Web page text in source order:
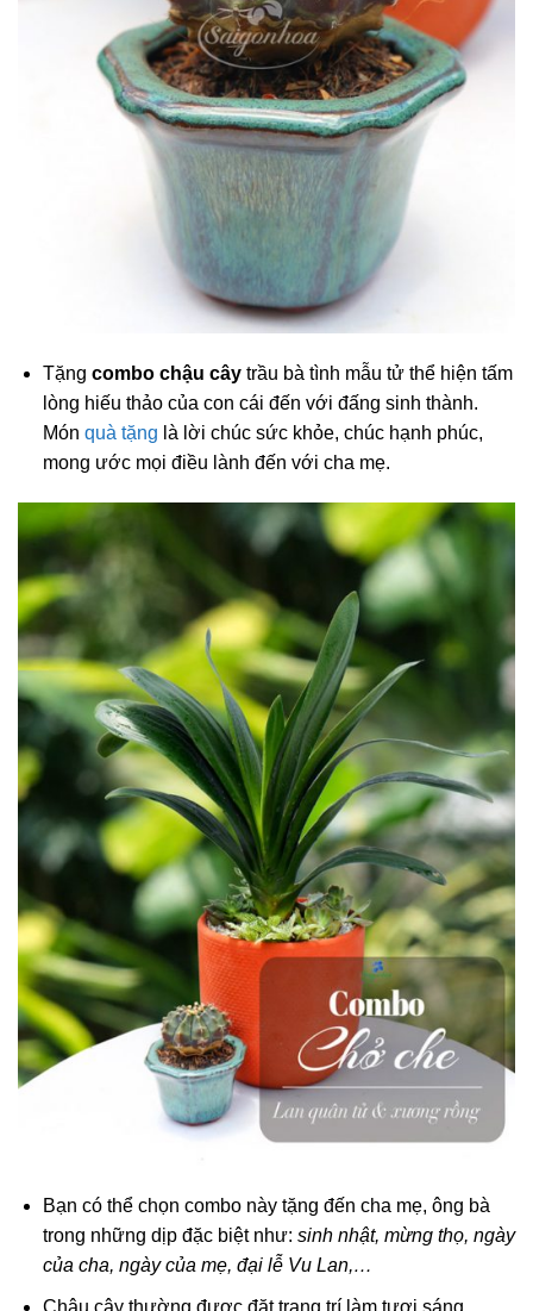
Tặng combo chậu câytrầu bà tình mẫu tử thể hiện tấm
lòng hiếu thảo của con cái đến với đấng sinh thành.
Món quà tặng là lời chúc sức khỏe, chúc hạnh phúc,
mong ước mọi điều lành đến với cha mẹ.
Bạn có thể chọn combo này tặng đến cha mẹ, ông bà
trong những dịp đặc biệt như: sinh nhật, mừng thọ, ngày
của cha, ngày của mẹ, đại lễ Vu Lan,…
Chậu cây thường được đặt trang trí làm tươi sáng